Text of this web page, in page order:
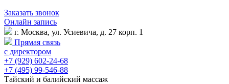
Заказать звонок
Онлайн запись
г. Москва, ул. Усиевича, д. 27 корп. 1
Прямая связь
с директором
+7 (929) 602-24-68
+7 (495) 99-546-88
Тайский и балийский массаж